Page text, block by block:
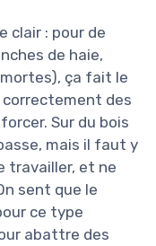
clair : pour de
de haie,
ça fait le
correctement des
Sur du bois
mais il faut y
travailler, et ne
sent que le
ce type
abattre des